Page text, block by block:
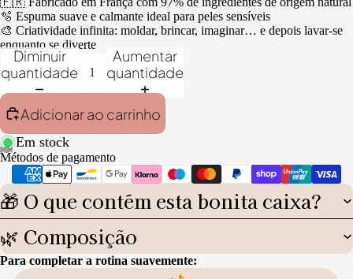
🫧 Espuma suave e calmante ideal para peles sensíveis
🎨 Criatividade infinita: moldar, brincar, imaginar… e depois lavar-se
enquanto se diverte
Diminuir
quantidade
Aumentar
quantidade
Adicionar ao carrinho
Em stock
Métodos de pagamento
🎁 O que contém esta bonita caixa?
🌿 Composição
Para completar a rotina suavemente: